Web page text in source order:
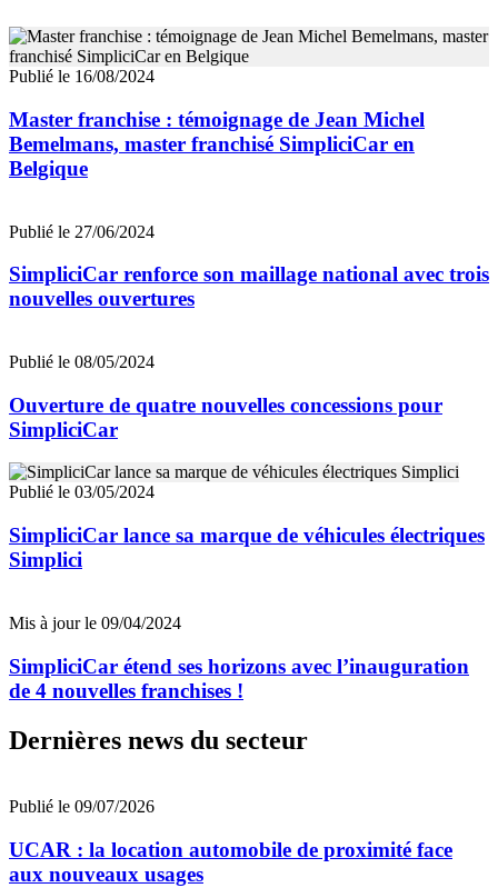
Publié le 16/08/2024
Master franchise : témoignage de Jean Michel
Bemelmans, master franchisé SimpliciCar en
Belgique
Publié le 27/06/2024
SimpliciCar renforce son maillage national avec trois
nouvelles ouvertures
Publié le 08/05/2024
Ouverture de quatre nouvelles concessions pour
SimpliciCar
Publié le 03/05/2024
SimpliciCar lance sa marque de véhicules électriques
Simplici
Mis à jour le 09/04/2024
SimpliciCar étend ses horizons avec l’inauguration
de 4 nouvelles franchises !
Dernières news du secteur
Publié le 09/07/2026
UCAR : la location automobile de proximité face
aux nouveaux usages